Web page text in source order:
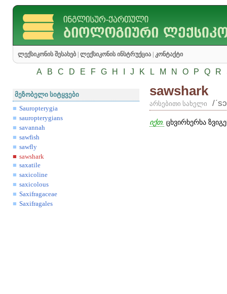
ლექსიკონის შესახებ ლექსიკონის ინსტრუქცია კონტაქტი
A B C D E F G H J K L M N O P Q R
მეზობელი სიტყვები
Sauropterygia
sauropterygians
savannah
sawfish
sawfly
sawshark
saxatile
saxicoline
saxicolous
Saxifragaceae
Saxifragales
sawshark
არსებითი სახელი /
იქთ. ცხვირხერხა